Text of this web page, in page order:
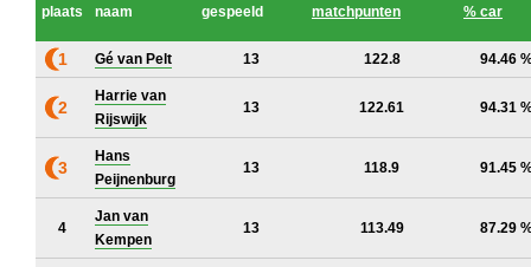
plaats naam gespeeld matchpunten % car
1 Gé van Pelt 13 122.8 94.46
2
Harrie van
Rijswijk
13 122.61 94.31
3
Hans
Peijnenburg
13 118.9 91.45
4
Jan van
Kempen
13 113.49 87.29